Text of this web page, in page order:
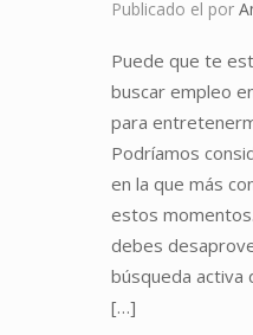
Publicado el por
Puede que te
buscar empleo
para
Podríamos
en la que más
estos
debes
búsqueda
[…]